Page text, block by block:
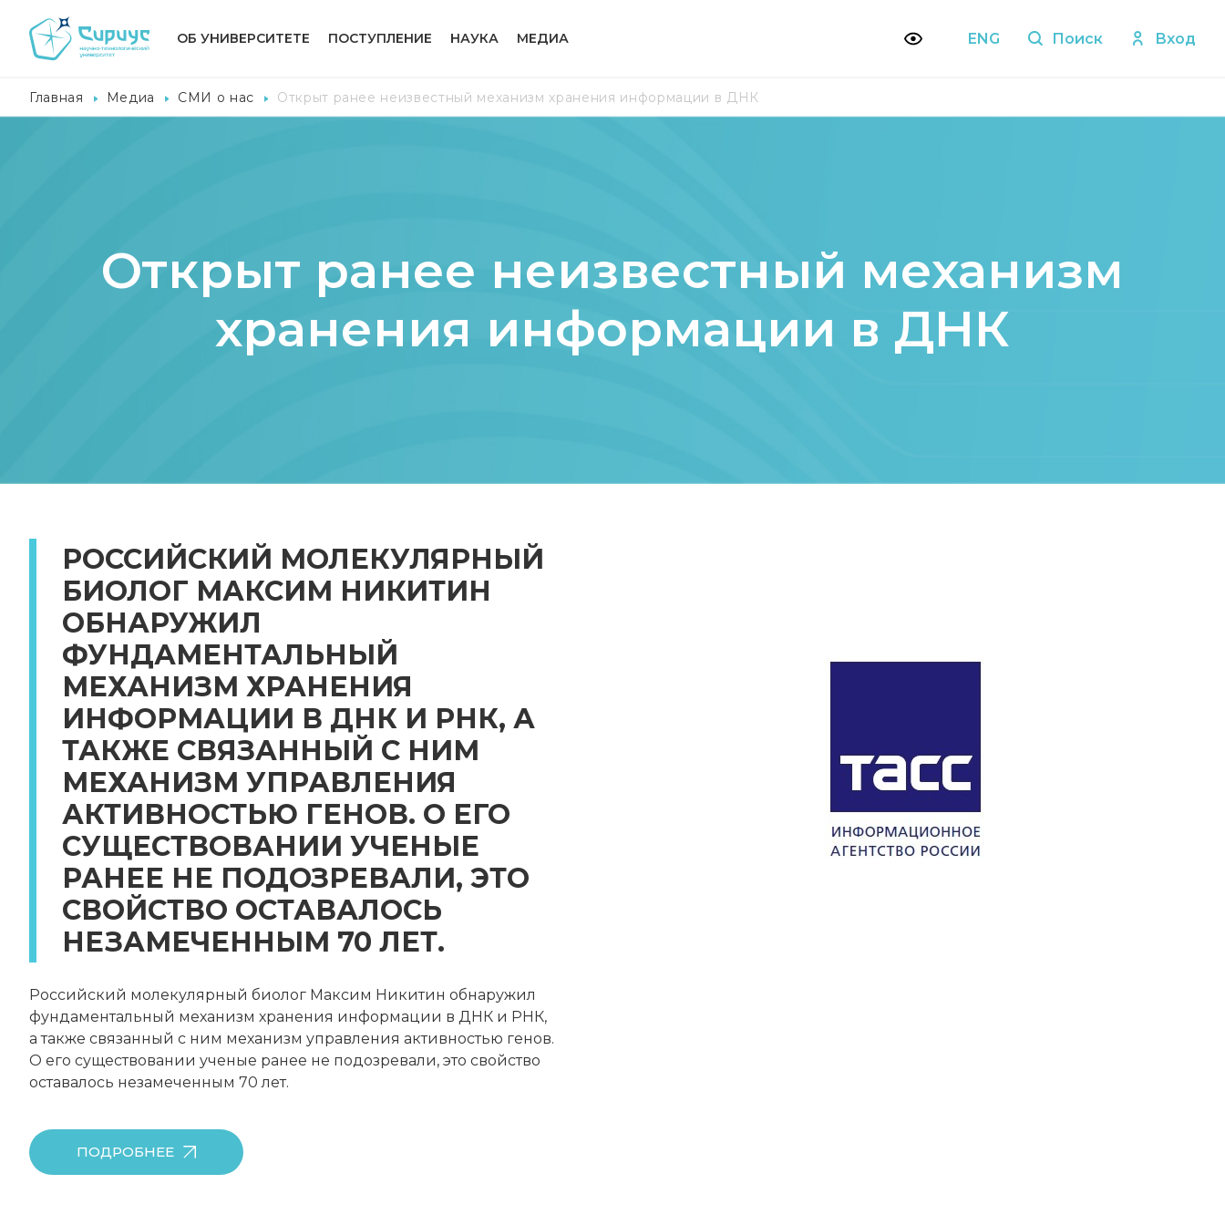
ОБ УНИВЕРСИТЕТЕ ПОСТУПЛЕНИЕ НАУКА МЕДИА ENG Поиск Вход
Главная Медиа СМИ о нас Открыт ранее неизвестный механизм хранения информации в ДНК
Открыт ранее неизвестный механизм
хранения информации в ДНК
РОССИЙСКИЙ МОЛЕКУЛЯРНЫЙ
БИОЛОГ МАКСИМ НИКИТИН
ОБНАРУЖИЛ
ФУНДАМЕНТАЛЬНЫЙ
МЕХАНИЗМ ХРАНЕНИЯ
ИНФОРМАЦИИ В ДНК И РНК, А
ТАКЖЕ СВЯЗАННЫЙ С НИМ
МЕХАНИЗМ УПРАВЛЕНИЯ
АКТИВНОСТЬЮ ГЕНОВ. О ЕГО
СУЩЕСТВОВАНИИ УЧЕНЫЕ
РАНЕЕ НЕ ПОДОЗРЕВАЛИ, ЭТО
СВОЙСТВО ОСТАВАЛОСЬ
НЕЗАМЕЧЕННЫМ 70 ЛЕТ.
Российский молекулярный биолог Максим Никитин обнаружил
фундаментальный механизм хранения информации в ДНК и РНК,
а также связанный с ним механизм управления активностью генов.
О его существовании ученые ранее не подозревали, это свойство
оставалось незамеченным 70 лет.
ПОДРОБНЕЕ